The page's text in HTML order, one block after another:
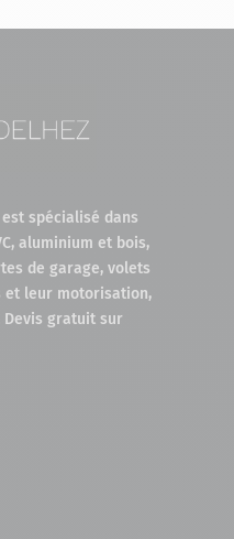
est spécialisé dans
aluminium et bois,
de garage, volets
et leur motorisation,
gratuit sur